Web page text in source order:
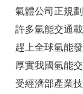
氣體公司正規
許多氫能交通
趕上全球氫能
厚實我國氫能
受經濟部產業